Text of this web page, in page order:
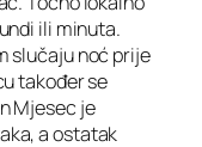
ili minuta.
slučaju noć prije
također se
Mjesec je
a ostatak